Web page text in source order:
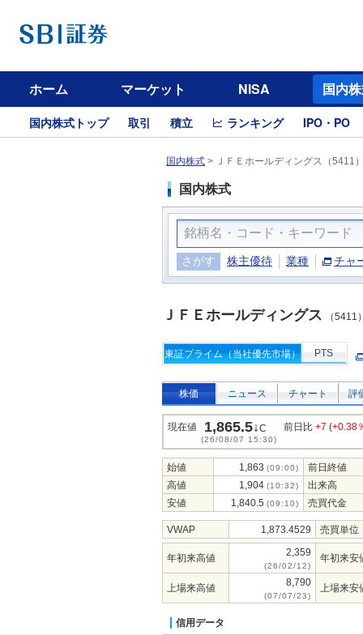
ホーム マーケット NISA 国内
国内株式トップ 取引 積立 ランキング IPO・PO
国内株式 > ＪＦＥホールディングス（5411
国内株式
さがす 株主優待 業種 チャ
ＪＦＥホールディングス （5411
東証プライム（当社優先市場） PTS
株価 ニュース チャート 評
現在値 1,865.5↓C
(26/08/07 15:30)
前日比 +7 (+0.38
始値 1,863 (09:00)
前日終値
高値
1,904 (10:32)
出来高
安値
1,840.5 (09:10) 売買代金
VWAP 1,873.4529 売買単位
年初来高値 2,359
(26/02/12)
年初来安
上場来高値 8,790
(07/07/23)
上場来安
信用データ